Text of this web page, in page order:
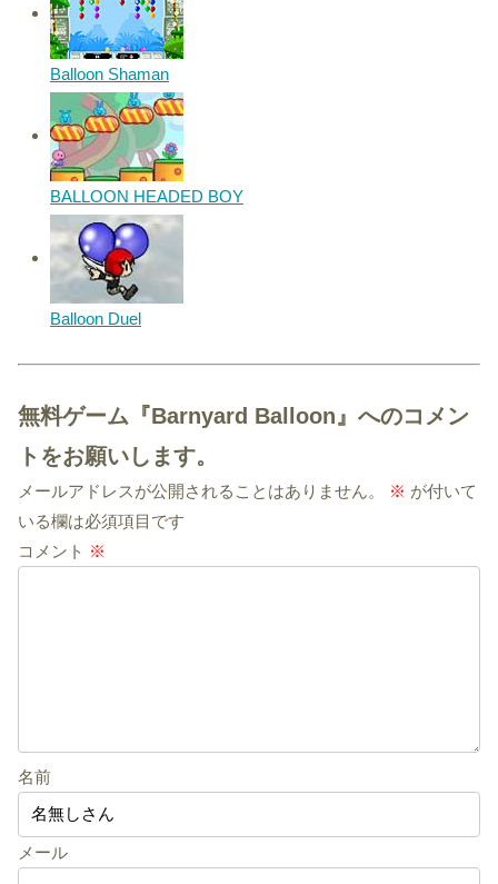
Balloon Shaman
BALLOON HEADED BOY
Balloon Duel
無料ゲーム『Barnyard Balloon』へのコメン
トをお願いします。
メールアドレスが公開されることはありません。 ※ が付いて
いる欄は必須項目です
コメント ※
名前
メール